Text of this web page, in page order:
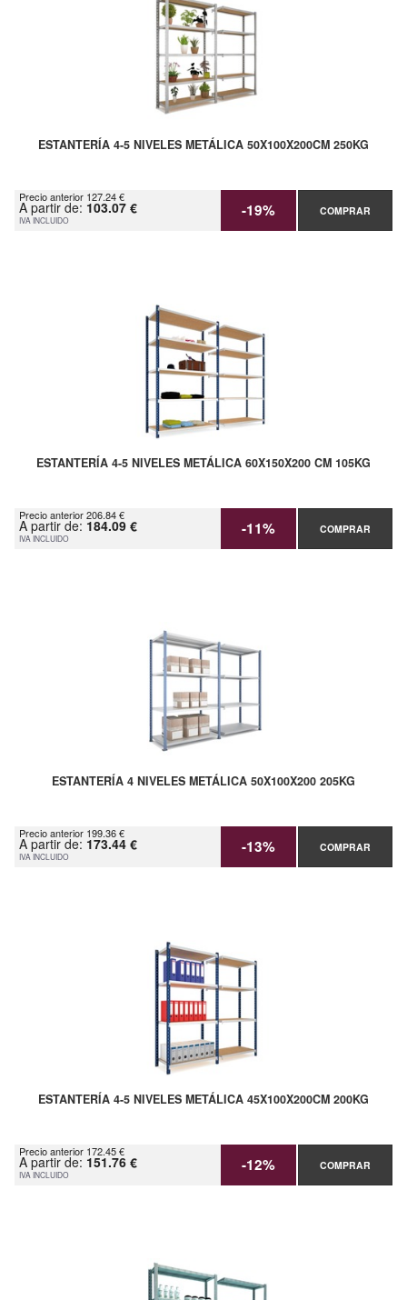
ESTANTERÍA 4-5 NIVELES METÁLICA 50X100X200CM 250KG
Precio anterior 127.24 €
A partir de: 103.07 €
IVA INCLUIDO -19% COMPRAR
ESTANTERÍA 4-5 NIVELES METÁLICA 60X150X200 CM 105KG
Precio anterior 206.84 €
A partir de: 184.09 €
IVA INCLUIDO -11% COMPRAR
ESTANTERÍA 4 NIVELES METÁLICA 50X100X200 205KG
Precio anterior 199.36 €
A partir de: 173.44 €
IVA INCLUIDO -13% COMPRAR
ESTANTERÍA 4-5 NIVELES METÁLICA 45X100X200CM 200KG
Precio anterior 172.45 €
A partir de: 151.76 €
IVA INCLUIDO -12% COMPRAR